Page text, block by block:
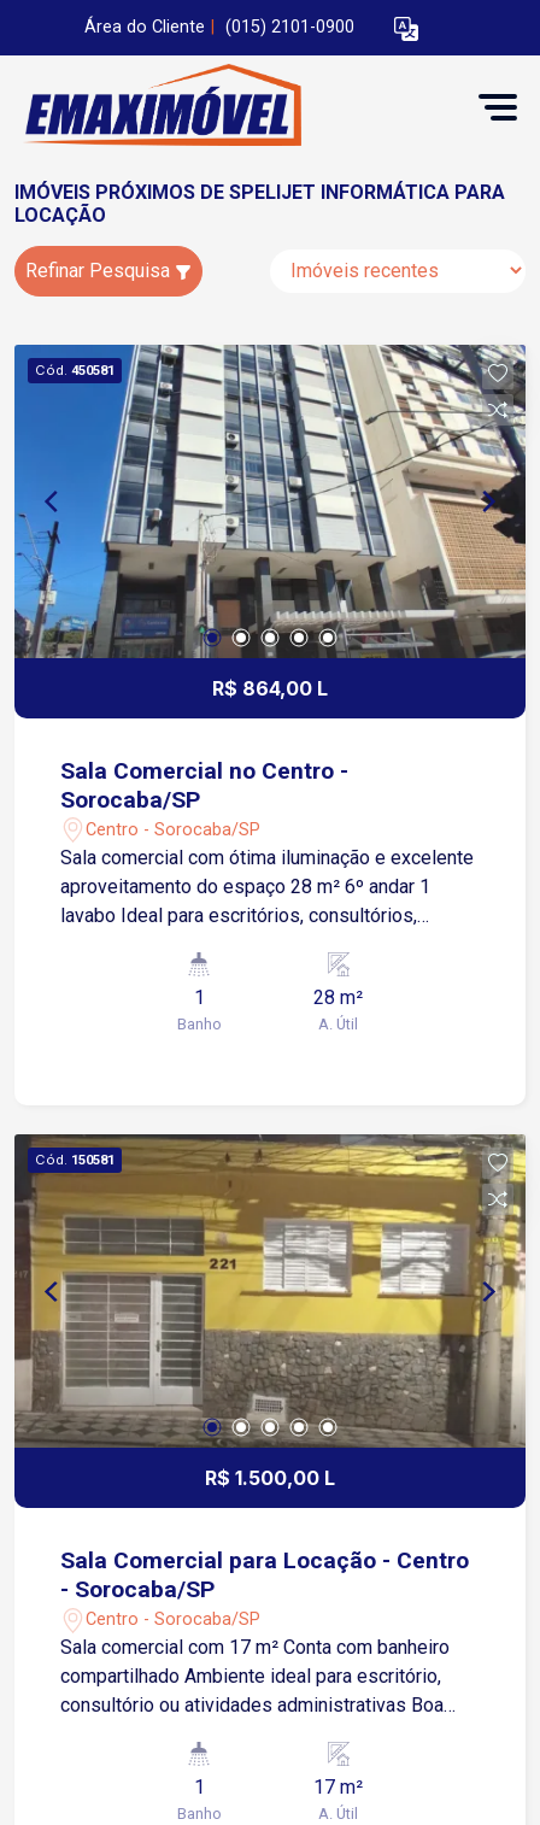
Área do Cliente (015) 2101-0900
IMÓVEIS PRÓXIMOS DE SPELIJET INFORMÁTICA PARA
LOCAÇÃO
Refinar Pesquisa
Cód. 450581
R$ 864,00 L
Sala Comercial no Centro -
Sorocaba/SP
Centro - Sorocaba/SP
Sala comercial com ótima iluminação e excelente
aproveitamento do espaço 28 m² 6º andar 1
lavabo Ideal para escritórios, consultórios,
Não possui vaga de garagem, porém conta com
diversos estacionamentos nas proximidades
Condomínio Nossa Senhora da Ponte com:
das Avenidas São Paulo e Dom Aguirre 5 minutos
da Avenida Dr. Afonso Vergueiro 6 minutos da
Avenida General Carneiro Região com excelente
infraestrutura, cercada por bancos, comércios,
restaurantes, serviços e transporte público,
oferecendo fácil acesso às principais vias da
cidade.
1
Banho
28 m²
A. Útil
Cód. 150581
R$ 1.500,00 L
Sala Comercial para Locação - Centro
- Sorocaba/SP
Centro - Sorocaba/SP
Sala comercial com 17 m² Conta com banheiro
compartilhado Ambiente ideal para escritório,
consultório ou atividades administrativas Boa
Professor Toledo, no Centro de Sorocaba Apenas
4 minutos das Avenidas Moreira César e General
1
Banho
17 m²
A. Útil